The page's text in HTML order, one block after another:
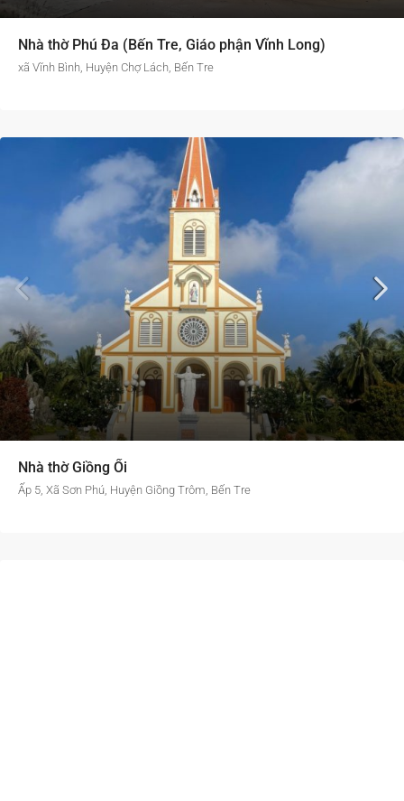
Nhà thờ Phú Đa (Bến Tre, Giáo phận Vĩnh Long)
xã Vĩnh Bình, Huyện Chợ Lách, Bến Tre
Nhà thờ Giồng Ổi
Ấp 5, Xã Sơn Phú, Huyện Giồng Trôm, Bến Tre